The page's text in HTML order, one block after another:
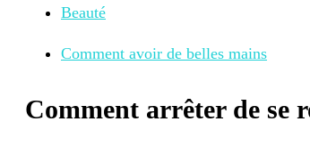
Beauté
Comment avoir de belles mains
Comment arrêter de se